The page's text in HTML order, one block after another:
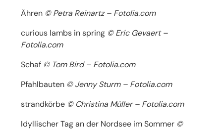
Ähren © Petra Reinartz – Fotolia.com
curious lambs in spring © Eric Gevaert –
Fotolia.com
Schaf © Tom Bird – Fotolia.com
Pfahlbauten © Jenny Sturm – Fotolia.com
strandkörbe © Christina Müller – Fotolia.com
Idyllischer Tag an der Nordsee im Sommer ©